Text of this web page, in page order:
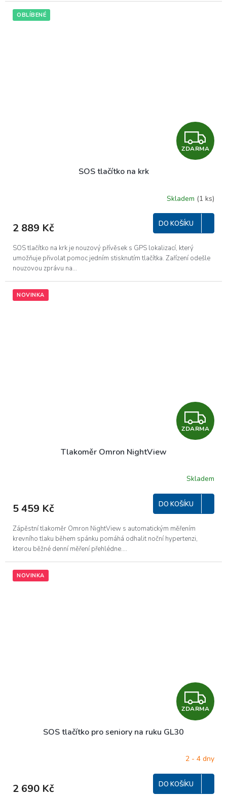
OBLÍBENÉ
Z
D
R
ZDARMA
SOS tlačítko na krk
Skladem (1 ks)
2 889 Kč DO KOŠÍKU
SOS tlačítko na krk je nouzový přívěsek s GPS lokalizací, který
umožňuje přivolat pomoc jedním stisknutím tlačítka. Zařízení odešle
nouzovou zprávu na...
NOVINKA
Z
D
R
ZDARMA
Tlakoměr Omron NightView
Skladem
5 459 Kč DO KOŠÍKU
Zápěstní tlakoměr Omron NightView s automatickým měřením
krevního tlaku během spánku pomáhá odhalit noční hypertenzi,
kterou běžné denní měření přehlédne....
NOVINKA
Z
D
R
ZDARMA
SOS tlačítko pro seniory na ruku GL30
2 - 4 dny
2 690 Kč DO KOŠÍKU